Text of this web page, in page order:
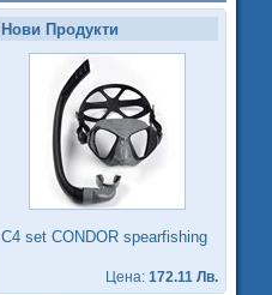
Нови Продукти
C4 set CONDOR spearfishing
Цена: 172.11 Лв.